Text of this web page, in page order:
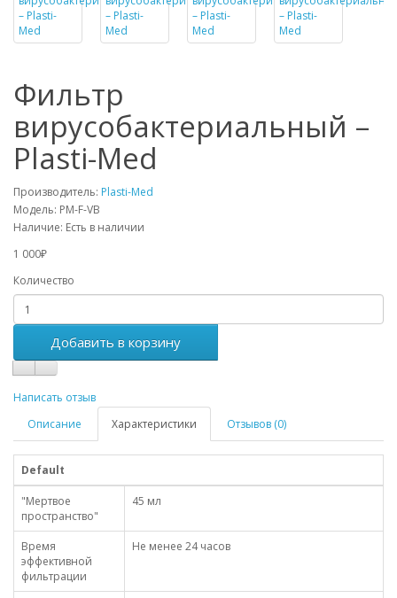
Фильтр
вирусобактериальный –
Plasti-Med
Производитель: Plasti-Med
Модель: PM-F-VB
Наличие: Есть в наличии
1 000₽
Количество
Добавить в корзину
Написать отзыв
Описание
Характеристики Отзывов (0)
Default
"Мертвое
пространство"
45 мл
Время
эффективной
фильтрации
Не менее 24 часов